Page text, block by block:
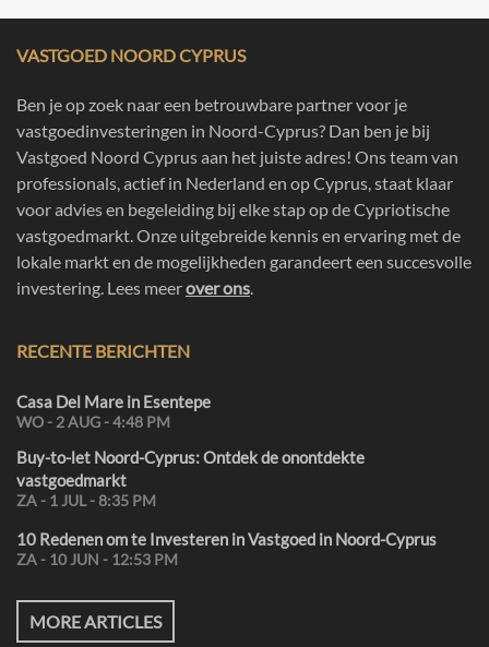
VASTGOED NOORD CYPRUS
Ben je op zoek naar een betrouwbare partner voor je
vastgoedinvesteringen in Noord-Cyprus? Dan ben je bij
Vastgoed Noord Cyprus aan het juiste adres! Ons team van
professionals, actief in Nederland en op Cyprus, staat klaar
voor advies en begeleiding bij elke stap op de Cypriotische
vastgoedmarkt. Onze uitgebreide kennis en ervaring met de
lokale markt en de mogelijkheden garandeert een succesvolle
investering. Lees meerover ons.
RECENTE BERICHTEN
Casa Del Mare in Esentepe
WO - 2 AUG - 4:48 PM
Buy-to-let Noord-Cyprus: Ontdek de onontdekte
vastgoedmarkt
ZA - 1 JUL - 8:35 PM
10 Redenen om te Investeren in Vastgoed in Noord-Cyprus
ZA - 10 JUN - 12:53 PM
MORE ARTICLES